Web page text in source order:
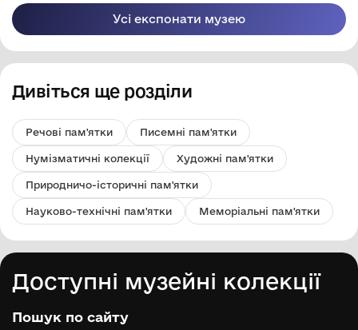
Усі експонати музею
Дивіться ще розділи
Речові пам'ятки Писемні пам'ятки
Нумізматичні колекції Художні пам'ятки
Природничо-історичні пам'ятки
Науково-технічні пам'ятки Меморіальні пам'ятки
Доступні музейні колекції
Пошук по сайту